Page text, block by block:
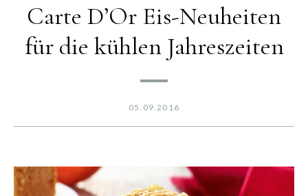
Carte D’Or Eis-Neuheiten
für die kühlen Jahreszeiten
05.09.2016